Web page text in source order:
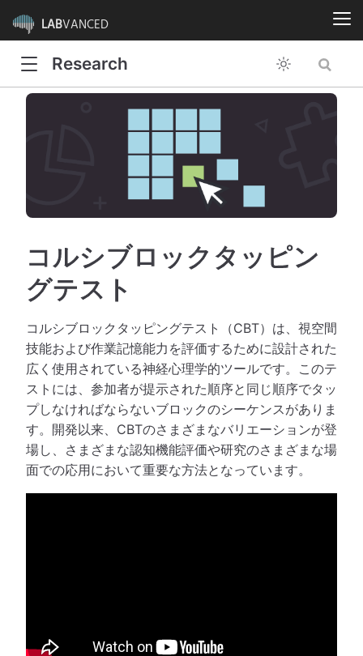
LABVANCED
Research
コルシブロックタッピン
グテスト
コルシブロックタッピングテスト（CBT）は、視空間
技能および作業記憶能力を評価するために設計された
広く使用されている神経心理学的ツールです。このテ
ストには、参加者が提示された順序と同じ順序でタッ
プしなければならないブロックのシーケンスがありま
す。開発以来、CBTのさまざまなバリエーションが登
場し、さまざまな認知機能評価や研究のさまざまな場
面での応用において重要な方法となっています。